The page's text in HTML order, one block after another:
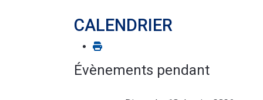
CALENDRIER
Évènements pendant